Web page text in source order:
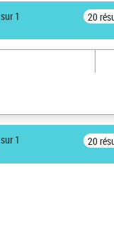
sur 1 20
sur 1 20